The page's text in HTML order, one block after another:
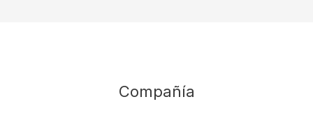
Compañía